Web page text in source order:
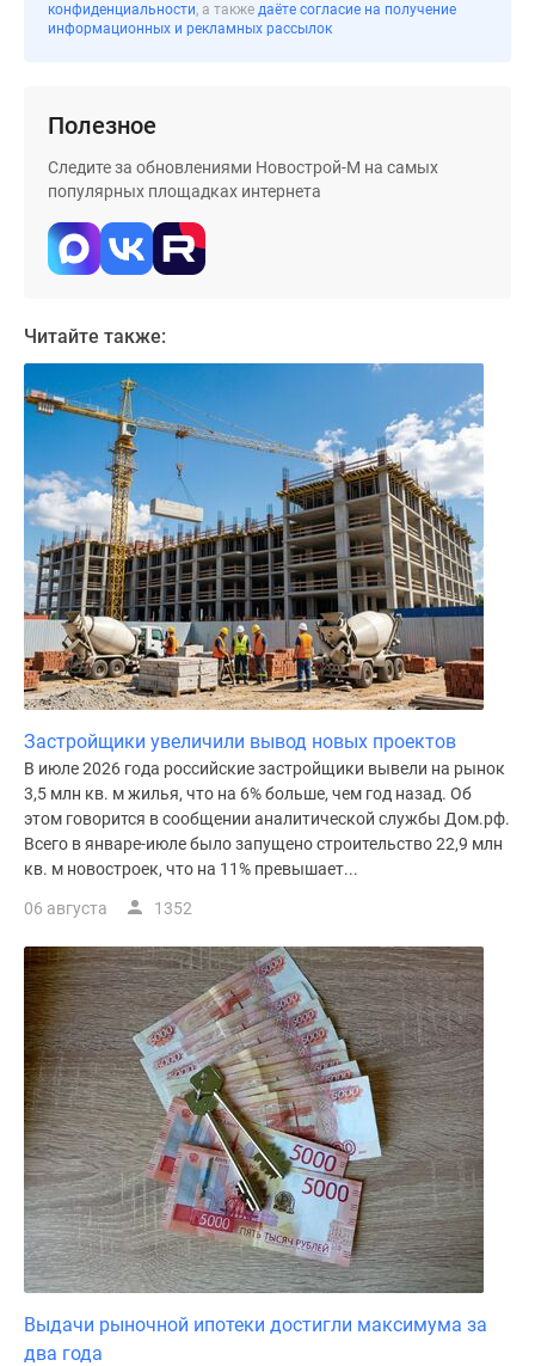
Новой
коттеджные
Строящиеся
коттеджные
поселки
Коттеджные
Коттеджные
поселки
водоема
Коттеджные
поселки
ипотеку
Бизнес-
центры
Коттеджи
Скидки
акции
Макс
конфиденциальности, а также даёте согласие на получение
информационных и рекламных рассылок
Полезное
Следите за обновлениями Новострой-М на самых
популярных площадках интернета
Читайте также:
Застройщики увеличили вывод новых проектов
В июле 2026 года российские застройщики вывели на рынок
3,5 млн кв. м жилья, что на 6% больше, чем год назад. Об
этом говорится в сообщении аналитической службы Дом.рф.
Всего в январе-июле было запущено строительство 22,9 млн
кв. м новостроек, что на 11% превышает...
06 августа 1352
Выдачи рыночной ипотеки достигли максимума за
два года